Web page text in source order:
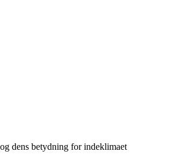
dens betydning for indeklimaet